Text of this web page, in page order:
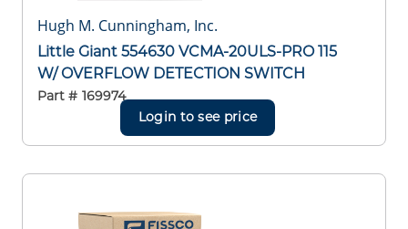
Hugh M. Cunningham, Inc.
Little Giant 554630 VCMA-20ULS-PRO 115
W/ OVERFLOW DETECTION SWITCH
Part # 169974
Login to see price